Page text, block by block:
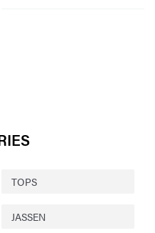
TOPS
JASSEN